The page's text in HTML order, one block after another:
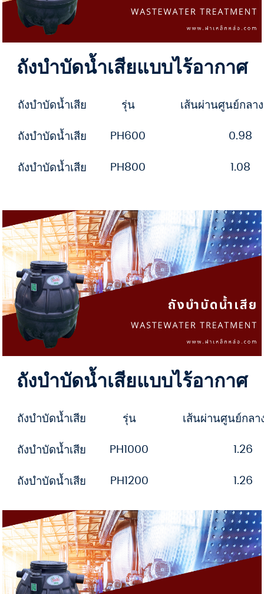
ถังบำบัดน้ำเสียแบบไร้อากาศ
ถังบำบัดน้ำเสีย รุ่น เส้นผ่านศูนย์กลา
ถังบำบัดน้ำเสีย PH600 0.98
ถังบำบัดน้ำเสีย PH800 1.08
ถังบำบัดน้ำเสียแบบไร้อากาศ
ถังบำบัดน้ำเสีย รุ่น เส้นผ่านศูนย์กลา
ถังบำบัดน้ำเสีย PH1000 1.26
ถังบำบัดน้ำเสีย PH1200 1.26